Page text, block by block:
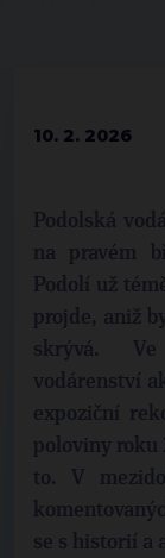
10. 2. 2026
Podolská
na pravém
Podolí už
projde, aniž
skrývá.
vodárenství
expoziční
poloviny roku
to. V
se s historií a